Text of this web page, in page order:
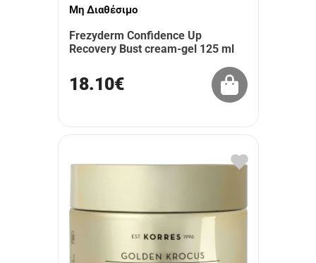
Μη Διαθέσιμο
Frezyderm Confidence Up
Recovery Bust cream-gel 125 ml
18.10€